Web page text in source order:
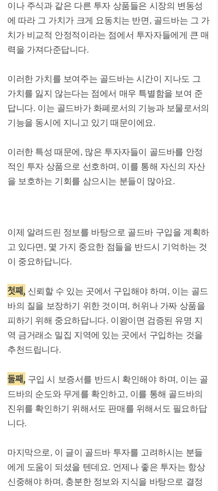
이나 주식과 같은 다른 투자 상품들은 시장의 변동성
에 따라 그 가치가 크게 요동치는 반면, 골드바는 그 가
치가 비교적 안정적이라는 점에서 투자자들에게 큰 매
력을 가져다준답니다.
이러한 가치를 보여주는 골드바는 시간이 지나도 그
가치를 잃지 않는다는 점에서 매우 특별함을 보여 준
답니다. 이는 골드바가 화폐로서의 기능과 보물로서의
기능을 동시에 지니고 있기 때문이에요.
이러한 특성 때문에, 많은 투자자들이 골드바를 안정
적인 투자 상품으로 선호하며, 이를 통해 자신의 자산
을 보호하는 기회를 삼으시는 분들이 많아요.
이제 알려드린 정보를 바탕으로 골드바 구입을 계획하
고 있다면, 몇 가지 중요한 점들을 반드시 기억하는 것
이 중요하답니다.
첫째,신뢰할 수 있는 곳에서 구입해야 하며, 이는 골드
바의 질을 보장하기 위한 것이며, 허위나 가짜 상품을
피하기 위해 중요하답니다. 이왕이면 검증된 유명 지
역 금거래소 밀집 지역에 있는 곳에서 구입하는 것을
추천드립니다.
둘째,구입 시 보증서를 반드시 확인해야 하며, 이는 골
드바의 순도와 무게를 확인하고, 이를 통해 골드바의
진위를 확인하기 위해서도 판매를 위해서도 필요하답
니다.
마지막으로, 이 글이 골드바 투자를 고려하시는 분들
에게 도움이 되셨을 텐데요. 언제나 좋은 투자는 항상
신중해야 하며, 충분한 정보와 지식을 바탕으로 결정